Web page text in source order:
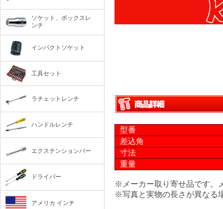
型番
差込角
寸法
重量
※メーカー取り寄せ品です。
※写真と実物の長さが異なる
ソケット、ボックスレ
ンチ
インパクトソケット
工具セット
ラチェットレンチ
ハンドルレンチ
エクステンションバー
ドライバー
アメリカ インチ